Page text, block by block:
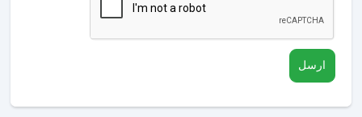
ارسل